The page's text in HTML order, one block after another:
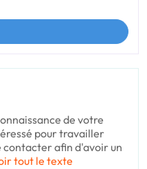
de votre
pour travailler
contacter afin d'avoir un
tout le texte